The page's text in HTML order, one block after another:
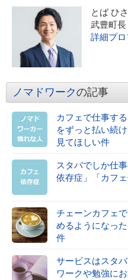
とば ひ
武豊町長
詳細プ
ノマドワークの記事
カフェで仕事す
をずっと払い続
見てほしい件
スタバでしか仕
依存症」「カフ
チェーンカフェ
めるようになっ
件
サービスはスタ
ワークや勉強に